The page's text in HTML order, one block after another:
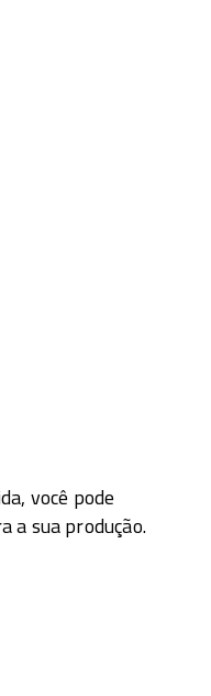
você pode
a sua produção.